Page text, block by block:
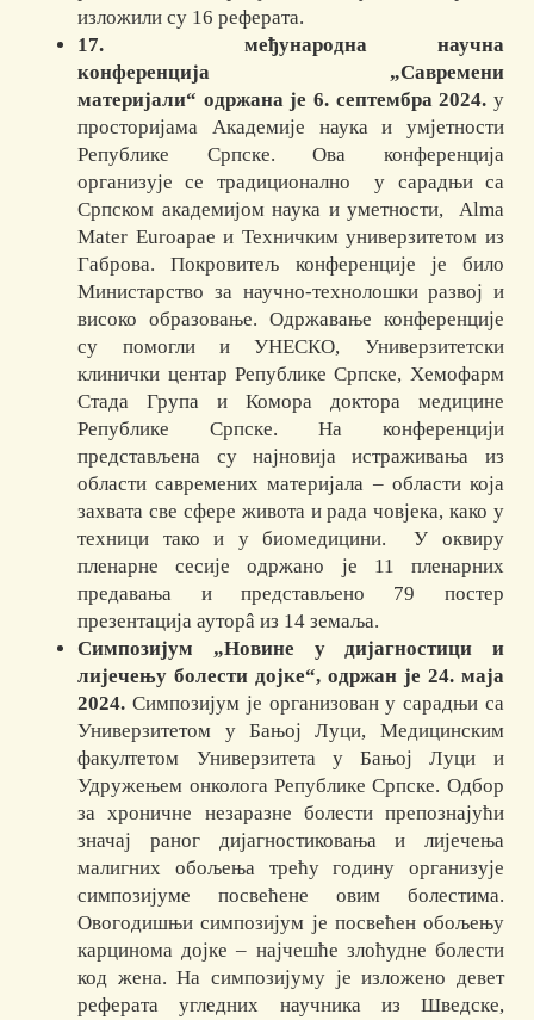
изложили су 16 реферата.
17.
међународна научна
конференција „Савремени
материјали“ одржана је 6. септембра 2024. у
просторијама Академије наука и умјетности
Републике Српске. Ова конференција
организује се традиционално у сарадњи са
Српском академијом наука и уметности, Alma
Mater Euroapae и Техничким универзитетом из
Габрова. Покровитељ конференције је било
Министарство за научно-технолошки развој и
високо образовање. Одржавање конференције
су помогли и УНЕСКО, Универзитетски
клинички центар Републике Српске, Хемофарм
Стада Група и Комора доктора медицине
Републике Српске. На конференцији
представљена су најновија истраживања из
области савремених материјала – области која
захвата све сфере живота и рада човјека, како у
техници тако и у биомедицини. У оквиру
пленарне сесије одржано је 11 пленарних
предавања и представљено 79 постер
презентација ауторâ из 14 земаља.
Симпозијум „Новине у дијагностици и
лијечењу болести дојке“, одржан је 24. маја
2024. Симпозијум је организован у сарадњи са
Универзитетом у Бањој Луци, Медицинским
факултетом Универзитета у Бањој Луци и
Удружењем онколога Републике Српске. Одбор
за хроничне незаразне болести препознајући
значај раног дијагностиковања и лијечења
малигних обољења трећу годину организује
симпозијуме посвећене овим болестима.
Овогодишњи симпозијум је посвећен обољењу
карцинома дојке – најчешће злоћудне болести
код жена. На симпозијуму је изложено девет
реферата угледних научника из Шведске,